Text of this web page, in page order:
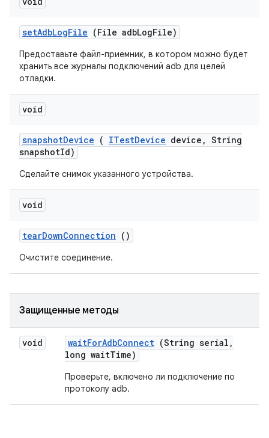
setAdbLogFile (File adbLogFile)
Предоставьте файл-приемник, в котором можно будет
хранить все журналы подключений adb для целей
отладки.
void
snapshotDevice ( ITestDevice device , String
snapshotId)
Сделайте снимок указанного устройства.
void
tearDownConnection ()
Очистите соединение.
Защищенные методы
void waitForAdbConnect (String serial ,
long waitTime)
Проверьте, включено ли подключение по
протоколу adb.